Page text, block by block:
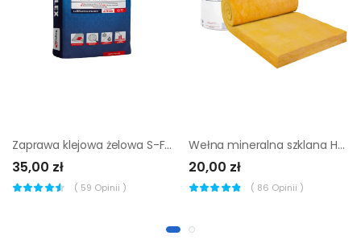
Zaprawa klejowa żelowa S-Flex szary 22,5 KG Sopro
35,00 zł
( 59 Opinii )
Wełna mineralna szklana HOME 40 150 mm URSA
20,00 zł
( 86 Opinii )